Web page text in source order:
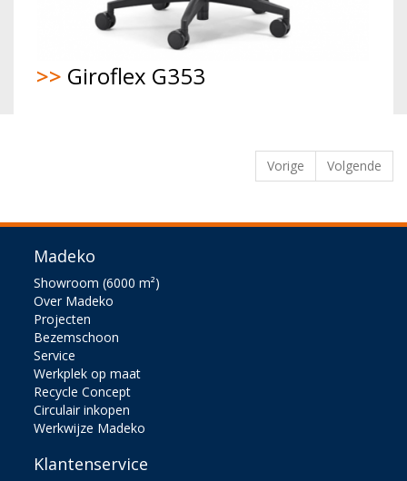
>> Giroflex G353
Vorige Volgende
Madeko
Showroom (6000 m²)
Over Madeko
Projecten
Bezemschoon
Service
Werkplek op maat
Recycle Concept
Circulair inkopen
Werkwijze Madeko
Klantenservice